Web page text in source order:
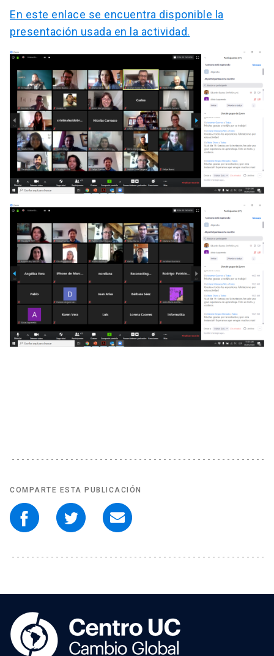
En este enlace se encuentra disponible la
presentación usada en la actividad.
COMPARTE ESTA PUBLICACIÓN